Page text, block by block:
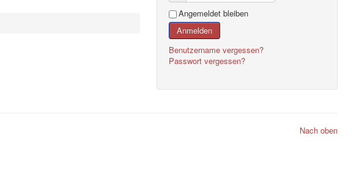
Angemeldet bleiben
Anmelden
Benutzername vergessen?
Passwort vergessen?
Nach oben